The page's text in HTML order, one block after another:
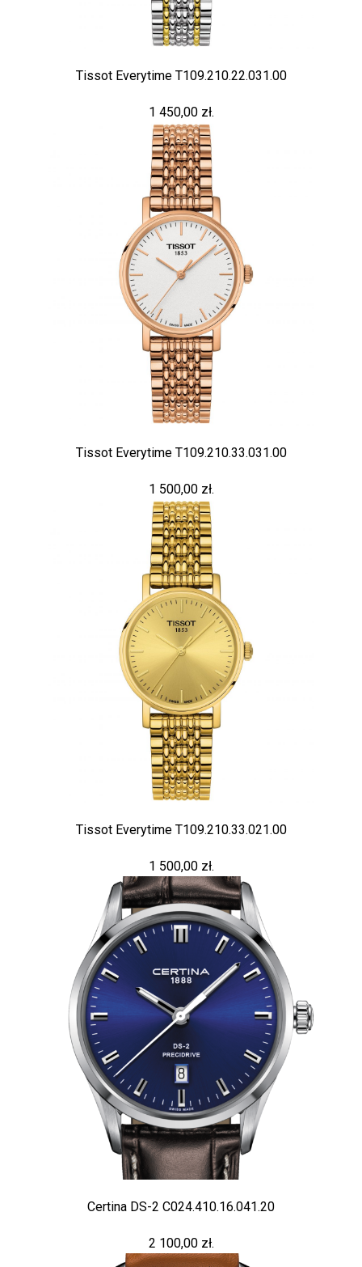
Tissot Everytime T109.210.22.031.00
1 450,00 zł.
Tissot Everytime T109.210.33.031.00
1 500,00 zł.
Tissot Everytime T109.210.33.021.00
1 500,00 zł.
Certina DS-2 C024.410.16.041.20
2 100,00 zł.